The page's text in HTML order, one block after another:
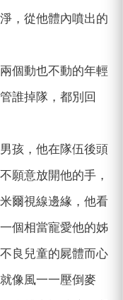
，從他體內噴出的
個動也不動的年輕
誰掉隊，都別回
孩，他在隊伍後頭
願意放開他的手，
爾視線邊緣，他看
個相當寵愛他的姊
良兒童的屍體而心
像風一一壓倒麥